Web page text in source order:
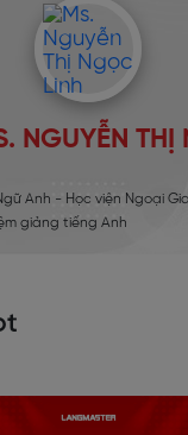
NGUYỄN THỊ
Anh - Học viện Ngoại
giảng tiếng Anh